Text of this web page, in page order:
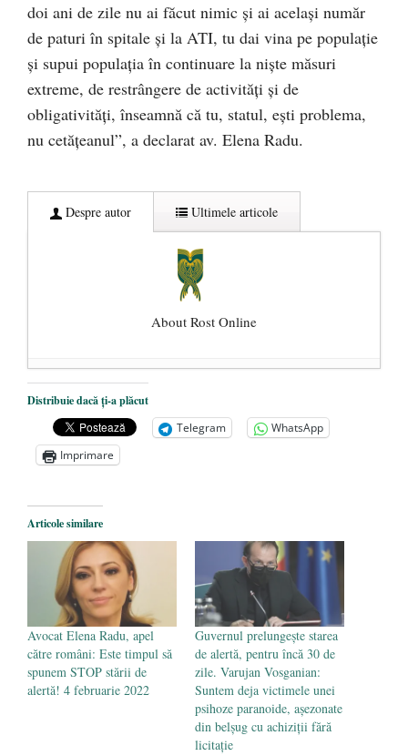
doi ani de zile nu ai făcut nimic și ai același număr
de paturi în spitale și la ATI, tu dai vina pe populație
și supui populația în continuare la niște măsuri
extreme, de restrângere de activități și de
obligativități, înseamnă că tu, statul, ești problema,
nu cetățeanul”, a declarat av. Elena Radu.
Despre autor Ultimele articole
About Rost Online
Dezvăluiri cutremurătoare despre
președintele Ucrainei, Volodymyr
Zelensky
- 13 mai 2026
Statul care servește Națiunea
Legea Vexler produce efecte. Bustul
poetului Octavian Goga, înlăturat din Iași
- 16 aprilie 2026
Distribuie dacă ți-a plăcut
Telegram
WhatsApp
Imprimare
Articole similare
Avocat Elena Radu, apel
către români: Este timpul să
spunem STOP stării de
alertă! 4 februarie 2022
Guvernul prelungește starea
de alertă, pentru încă 30 de
zile. Varujan Vosganian:
Suntem deja victimele unei
psihoze paranoide, așezonate
din belșug cu achiziții fără
licitație